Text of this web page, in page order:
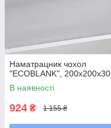
Наматрацник чохол
"ECOBLANK", 200x200x30
В наявності
924 ₴ 1 155 ₴